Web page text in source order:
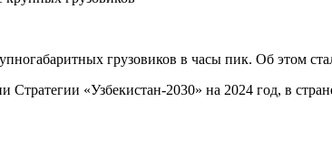
грузовиков в часы пик. Об этом
Стратегии «Узбекистан-2030» на 2024 год, в